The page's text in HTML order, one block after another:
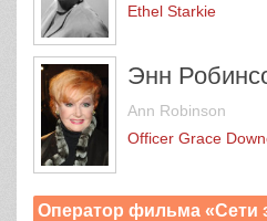
Ethel Starkie
Энн
Ann Robinson
Officer Grace
Оператор фильма «Сети